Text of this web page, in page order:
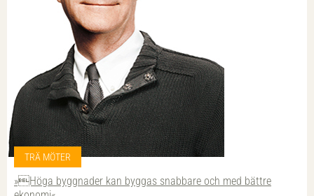
TRÄ MÖTER
»Höga byggnader kan byggas snabbare och med bättre